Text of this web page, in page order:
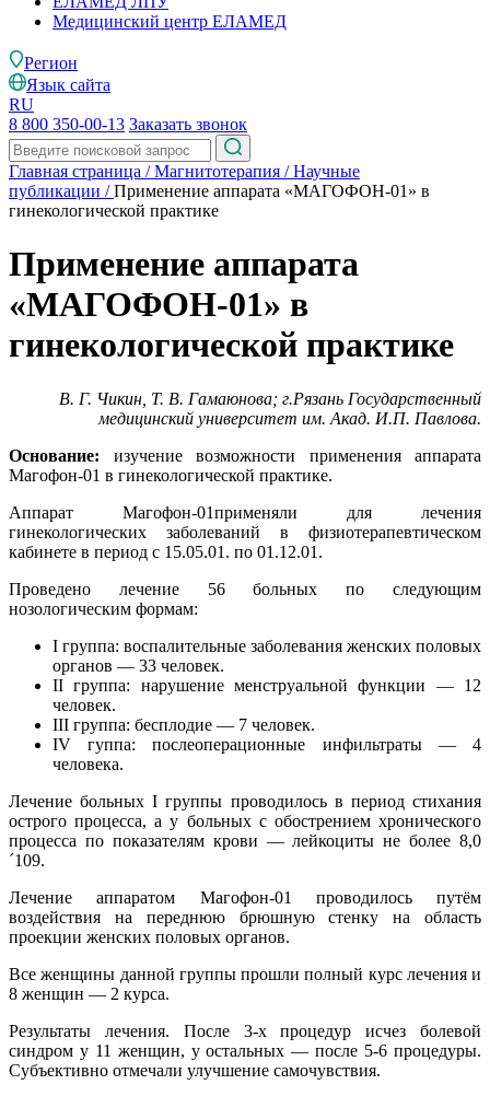
Медицинский центр ЕЛАМЕД
Регион
Язык сайта
RU
8 800 350-00-13 Заказать звонок
Главная страница /Магнитотерапия /Научные
публикации /Применение аппарата «МАГОФОН-01» в
гинекологической практике
Применение аппарата
«МАГОФОН-01» в
гинекологической практике
В. Г. Чикин, Т. В. Гамаюнова; г.Рязань Государственный
медицинский университет им. Акад. И.П. Павлова.
Основание: изучение возможности применения аппарата
Магофон-01 в гинекологической практике.
Аппарат Магофон-01применяли для лечения
гинекологических заболеваний в физиотерапевтическом
кабинете в период с 15.05.01. по 01.12.01.
Проведено лечение 56 больных по следующим
нозологическим формам:
I группа: воспалительные заболевания женских половых
органов — 33 человек.
II группа: нарушение менструальной функции — 12
человек.
III группа: бесплодие — 7 человек.
IV гуппа: послеоперационные инфильтраты — 4
человека.
Лечение больных I группы проводилось в период стихания
острого процесса, а у больных с обострением хронического
процесса по показателям крови — лейкоциты не более 8,0
´109.
Лечение аппаратом Магофон-01 проводилось путём
воздействия на переднюю брюшную стенку на область
проекции женских половых органов.
Все женщины данной группы прошли полный курс лечения и
8 женщин — 2 курса.
Результаты лечения. После 3-х процедур исчез болевой
синдром у 11 женщин, у остальных — после 5-6 процедуры.
Субъективно отмечали улучшение самочувствия.